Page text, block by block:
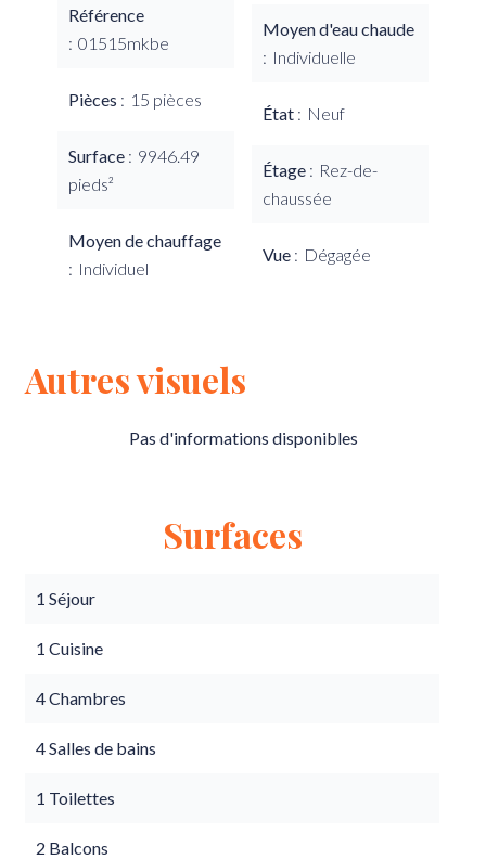
Référence
01515mkbe
Pièces 15 pièces
Surface
9946.49
pieds²
Moyen de chauffage
Individuel
Moyen d'eau chaude
Individuelle
État Neuf
Étage
Rez-de-
chaussée
Vue Dégagée
Autres visuels
Pas d'informations disponibles
Surfaces
1 Séjour
1 Cuisine
4 Chambres
4 Salles de bains
1 Toilettes
2 Balcons